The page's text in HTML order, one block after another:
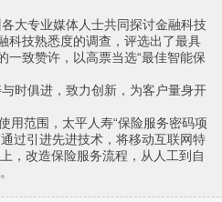
大专业媒体人士共同探讨金融科技
科技熟悉度的调查，评选出了最具
一致赞许，以高票当选“最佳智能保
时俱进，致力创新，为客户量身开
用范围，太平人寿“保险服务密码项
过引进先进技术，将移动互联网特
，改造保险服务流程，从人工到自